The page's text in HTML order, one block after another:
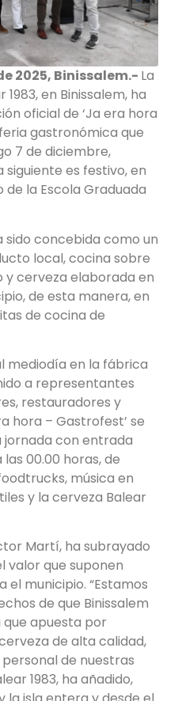
2025, Binissalem.- La
en Binissalem, ha
oficial de ‘Ja era hora
gastronómica que
7 de diciembre,
es festivo, en
la Escola Graduada
sido concebida como un
local, cocina sobre
y cerveza elaborada en
de esta manera, en
de cocina de
mediodía en la fábrica
a representantes
restauradores y
hora – Gastrofest’ se
con entrada
00.00 horas, de
música en
y la cerveza Balear
Martí, ha subrayado
valor que suponen
municipio. “Estamos
de que Binissalem
apuesta por
de alta calidad,
de nuestras
1983, ha añadido,